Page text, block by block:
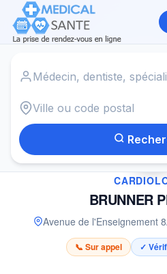
BRUNNER
Avenue de l'Enseignement
📞 Sur appel ✓